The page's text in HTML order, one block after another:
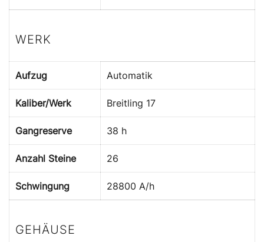
WERK
Aufzug Automatik
Kaliber/Werk Breitling 17
Gangreserve 38 h
Anzahl Steine 26
Schwingung 28800 A/h
GEHÄUSE